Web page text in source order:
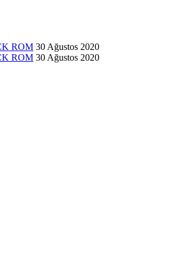
ROM 30 Ağustos 2020
ROM 30 Ağustos 2020